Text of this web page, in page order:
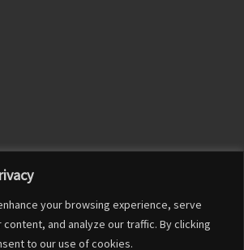
your browsing experience, serve
and analyze our traffic. By clicking
to our use of cookies.